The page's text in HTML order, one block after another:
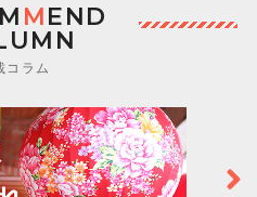
MEND
コラム